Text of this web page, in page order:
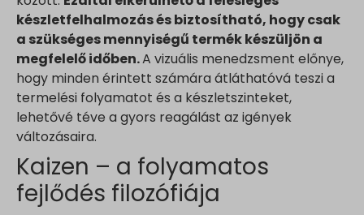
készletfelhalmozás és biztosítható, hogy csak
a szükséges mennyiségű termék készüljön a
megfelelő időben.A vizuális menedzsment előnye,
hogy minden érintett számára átláthatóvá teszi a
termelési folyamatot és a készletszinteket,
lehetővé téve a gyors reagálást az igények
változásaira.
Kaizen – a folyamatos
fejlődés filozófiája
hm.baidu.com
i.ytimg.com
lean-technology.variantic.com
marketinga21.sg-host.com
www.embedista.com
www.google.at
www.google.be